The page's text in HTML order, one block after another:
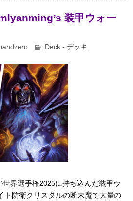
装甲ウォー
bandzero Deck - デッキ
界選手権2025に持ち込んだ装甲ウ
ト防衛クリスタルの断末魔で大量の